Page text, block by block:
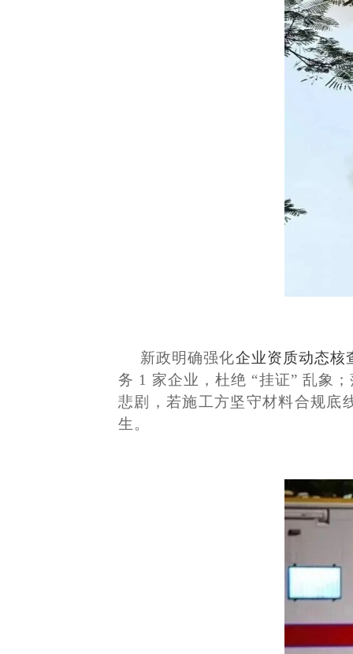
新政明确强化企业资质动态核
务 1 家企业，杜绝 “挂证” 乱象
悲剧，若施工方坚守材料合规底
生。